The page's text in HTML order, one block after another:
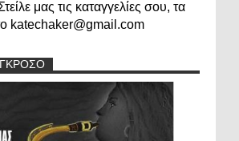
μας τις καταγγελίες σου, τα
katechaker@gmail.com